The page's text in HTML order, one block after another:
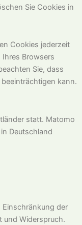
Sie Cookies in
Cookies jederzeit
Browsers
Sie, dass
kann.
statt. Matomo
Deutschland
der
und Widerspruch.